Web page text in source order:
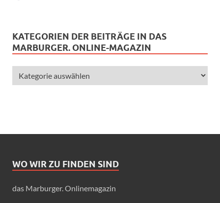
KATEGORIEN DER BEITRÄGE IN DAS
MARBURGER. ONLINE-MAGAZIN
WO WIR ZU FINDEN SIND
das Marburger. Onlinemagazin